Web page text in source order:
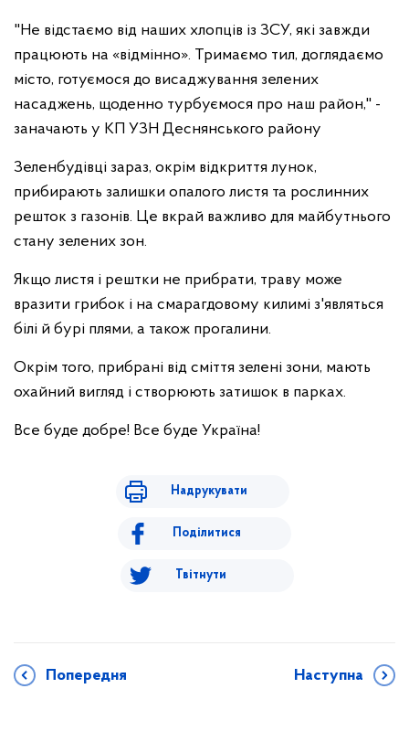
"Не відстаємо від наших хлопців із ЗСУ, які завжди
працюють на «відмінно». Тримаємо тил, доглядаємо
місто, готуємося до висаджування зелених
насаджень, щоденно турбуємося про наш район," -
заначають у КП УЗН Деснянського району
Зеленбудівці зараз, окрім відкриття лунок,
прибирають залишки опалого листя та рослинних
решток з газонів. Це вкрай важливо для майбутнього
стану зелених зон.
Якщо листя і рештки не прибрати, траву може
вразити грибок і на смарагдовому килимі з'являться
білі й бурі плями, а також прогалини.
Окрім того, прибрані від сміття зелені зони, мають
охайний вигляд і створюють затишок в парках.
Все буде добре! Все буде Україна!
Надрукувати
Поділитися
Твітнути
Попередня Наступна